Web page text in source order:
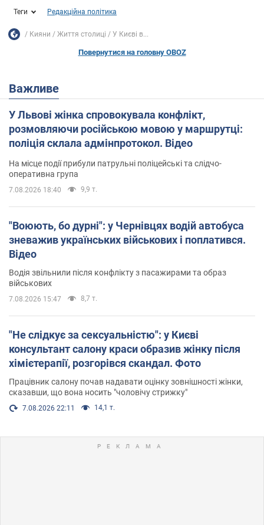
Теги Редакційна політика
Кияни Життя столиці У Києві в...
Повернутися на головну OBOZ
Важливе
У Львові жінка спровокувала конфлікт,
розмовляючи російською мовою у маршрутці:
поліція склала адмінпротокол. Відео
На місце події прибули патрульні поліцейські та слідчо-
оперативна група
7.08.2026 18:40 9,9 т.
"Воюють, бо дурні": у Чернівцях водій автобуса
зневажив українських військових і поплатився.
Відео
Водія звільнили після конфлікту з пасажирами та образ
військових
7.08.2026 15:47 8,7 т.
"Не слідкує за сексуальністю": у Києві
консультант салону краси образив жінку після
хімієтерапії, розгорівся скандал. Фото
Працівник салону почав надавати оцінку зовнішності жінки,
сказавши, що вона носить "чоловічу стрижку"
7.08.2026 22:11 14,1 т.